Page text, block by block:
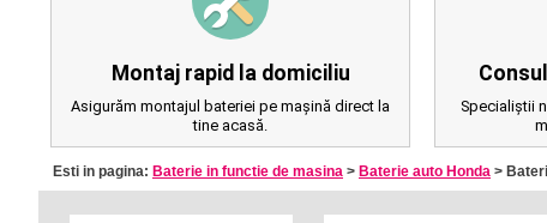
Montaj rapid la domiciliu
Asigurăm montajul bateriei pe mașină direct la
tine acasă.
Specialiștii
Esti in pagina: Baterie in functie de masina > Baterie auto Honda >